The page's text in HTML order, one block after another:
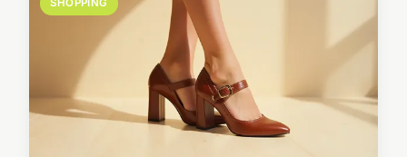
SHOPPING